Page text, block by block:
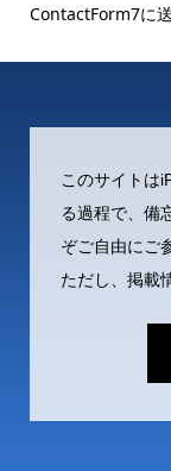
ContactForm7に
このサイトは
る過程で、備
ぞご自由にご
ただし、掲載